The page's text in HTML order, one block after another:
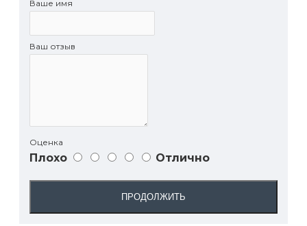
доступной ценой и неизменно
среди музыкантов различных
Ваше имя
Ваш отзыв
Оценка
Плохо Отлично
ПРОДОЛЖИТЬ